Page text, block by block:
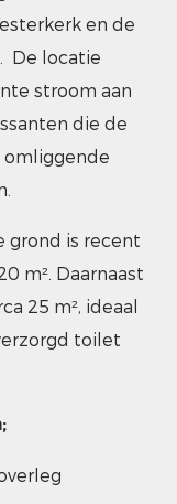
en de
De locatie
stroom aan
die de
omliggende
grond is recent
m². Daarnaast
25 m², ideaal
toilet